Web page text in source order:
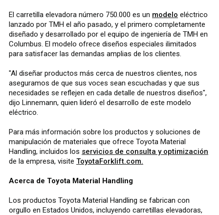
El carretilla elevadora número 750.000 es un modelo eléctrico
lanzado por TMH el año pasado, y el primero completamente
diseñado y desarrollado por el equipo de ingeniería de TMH en
Columbus. El modelo ofrece diseños especiales ilimitados
para satisfacer las demandas amplias de los clientes.
"Al diseñar productos más cerca de nuestros clientes, nos
aseguramos de que sus voces sean escuchadas y que sus
necesidades se reflejen en cada detalle de nuestros diseños",
dijo Linnemann, quien lideró el desarrollo de este modelo
eléctrico.
Para más información sobre los productos y soluciones de
manipulación de materiales que ofrece Toyota Material
Handling, incluidos los servicios de consulta y optimización
de la empresa, visite ToyotaForklift.com.
Acerca de Toyota Material Handling
Los productos Toyota Material Handling se fabrican con
orgullo en Estados Unidos, incluyendo carretillas elevadoras,